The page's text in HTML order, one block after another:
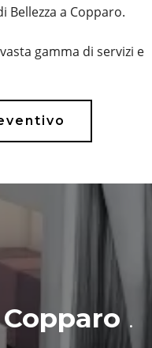
a Copparo.
gamma di servizi e
.